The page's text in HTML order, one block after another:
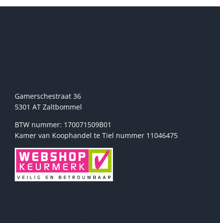
Gamerschestraat 36
5301 AT Zaltbommel
BTW nummer: 170071509B01
Kamer van Koophandel te Tiel nummer 11046475